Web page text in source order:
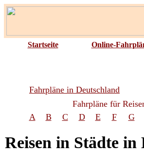
Startseite Online-
Fahrpläne in Deutschland
Fahrpläne für
A
B C D E F G
Reisen in Städte